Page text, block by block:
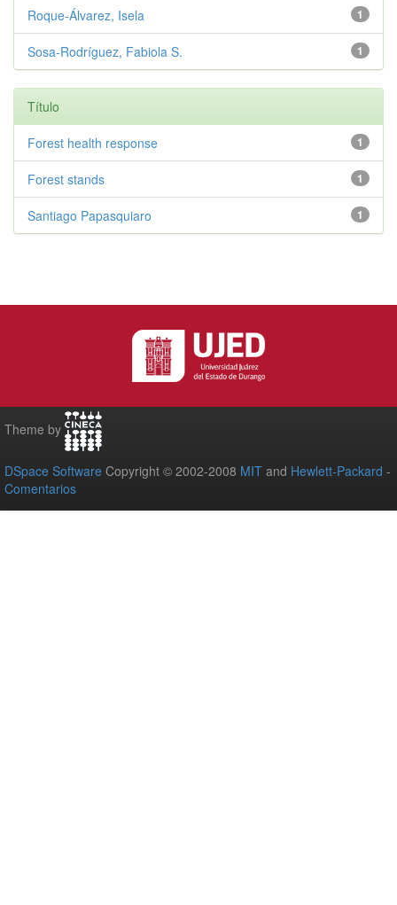
1
Roque-Álvarez, Isela
1
Sosa-Rodríguez, Fabiola S.
Título
1
Forest health response
1
Forest stands
1
Santiago Papasquiaro
Theme by
DSpace Software Copyright © 2002-2008 MIT and Hewlett-Packard -
Comentarios